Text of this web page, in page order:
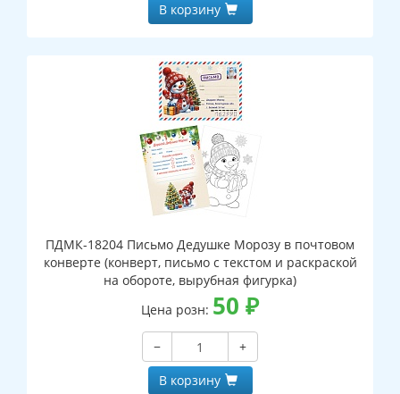
В корзину
ПДМК-18204 Письмо Дедушке Морозу в почтовом
конверте (конверт, письмо с текстом и раскраской
на обороте, вырубная фигурка)
Цена розн: 50 ₽
−
+
В корзину